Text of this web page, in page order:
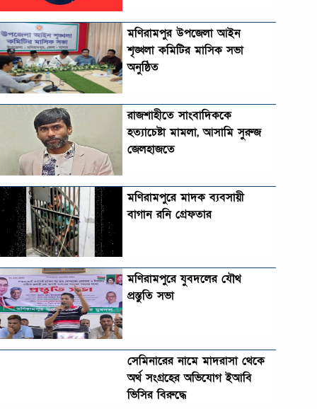
মণিরামপুর উপজেলা আইন
শৃঙ্খলা কমিটির মাসিক সভা
অনুষ্ঠিত‎‎
রাজশাহীতে সাংবাদিককে
হত্যাচেষ্টা মামলা, আসামি সুরুজ
জেলহাজতে
মণিরামপুরে মাদক ব্যবসায়ী
বাগান রনি গ্রেফতার
মণিরামপুরে যুবদলের যৌথ
প্রস্তুতি সভা
সেমিনারের নামে মাদরাসা থেকে
অর্থ সংগ্রহের অভিযোগ ইআবি
ভিসির বিরুদ্ধে